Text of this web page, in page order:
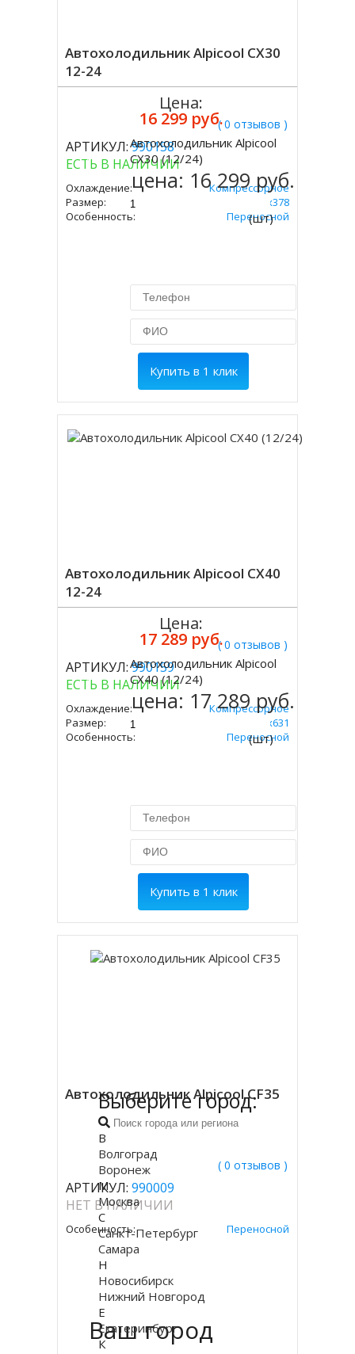
Автохолодильник Alpicool CX30
12-24
( 0 отзывов )
АРТИКУЛ:990158
ЕСТЬ В НАЛИЧИИ
Охлаждение:
Компрессорное
Размер:
375х631х378
Особенность:
Переносной
Цена:
16 299 руб.
Купить
Автохолодильник Alpicool
CX30 (12/24)
цена: 16 299 руб.
(шт)
Купить в 1 клик
Автохолодильник Alpicool CX40
12-24
( 0 отзывов )
АРТИКУЛ:990159
ЕСТЬ В НАЛИЧИИ
Охлаждение:
Компрессорное
Размер:
480х378х631
Особенность:
Переносной
Цена:
17 289 руб.
Купить
Автохолодильник Alpicool
CX40 (12/24)
цена: 17 289 руб.
(шт)
Купить в 1 клик
Автохолодильник Alpicool CF35
( 0 отзывов )
АРТИКУЛ: 990009
НЕТ В НАЛИЧИИ
Особенность: Переносной
Ваш город
Выберите город:
В
Волгоград
Воронеж
М
Москва
С
Санкт-Петербург
Самара
Н
Новосибирск
Нижний Новгород
Е
Екатеринбург
К